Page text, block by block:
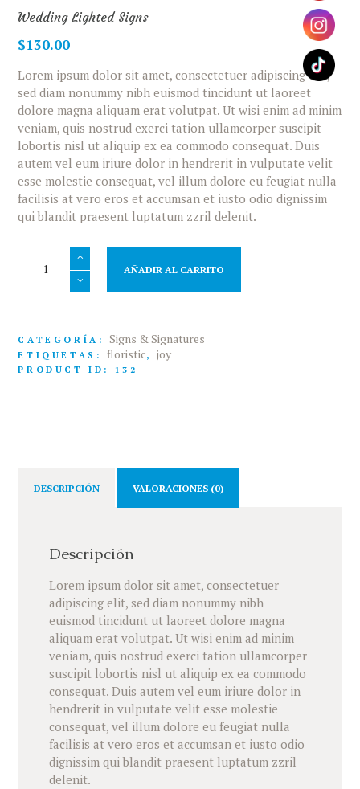
Wedding Lighted Signs
$130.00
Lorem ipsum dolor sit amet, consectetuer adipiscing elit,
sed diam nonummy nibh euismod tincidunt ut laoreet
dolore magna aliquam erat volutpat. Ut wisi enim ad minim
veniam, quis nostrud exerci tation ullamcorper suscipit
lobortis nisl ut aliquip ex ea commodo consequat. Duis
autem vel eum iriure dolor in hendrerit in vulputate velit
esse molestie consequat, vel illum dolore eu feugiat nulla
facilisis at vero eros et accumsan et iusto odio dignissim
qui blandit praesent luptatum zzril delenit.
AÑADIR AL CARRITO
CATEGORÍA:Signs & Signatures
ETIQUETAS:floristic,joy
PRODUCT ID: 132
DESCRIPCIÓN VALORACIONES (0)
Descripción
Lorem ipsum dolor sit amet, consectetuer
adipiscing elit, sed diam nonummy nibh
euismod tincidunt ut laoreet dolore magna
aliquam erat volutpat. Ut wisi enim ad minim
veniam, quis nostrud exerci tation ullamcorper
suscipit lobortis nisl ut aliquip ex ea commodo
consequat. Duis autem vel eum iriure dolor in
hendrerit in vulputate velit esse molestie
consequat, vel illum dolore eu feugiat nulla
facilisis at vero eros et accumsan et iusto odio
dignissim qui blandit praesent luptatum zzril
delenit.